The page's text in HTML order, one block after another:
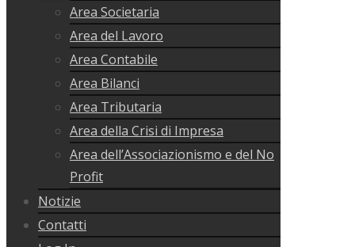
Area Societaria
Area del Lavoro
Area Contabile
Area Bilanci
Area Tributaria
Area della Crisi di Impresa
Area dell’Associazionismo e del No
Profit
Notizie
Contatti